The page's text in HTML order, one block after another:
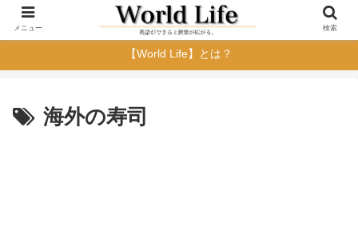
【World Life】とは？
海外の寿司
メニュー 検索